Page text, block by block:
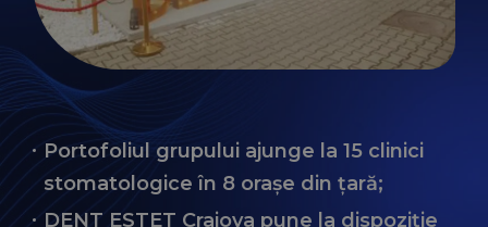
Portofoliul grupului ajunge la 15 clinici
stomatologice în 8 orașe din țară;
DENT ESTET Craiova pune la dispoziție